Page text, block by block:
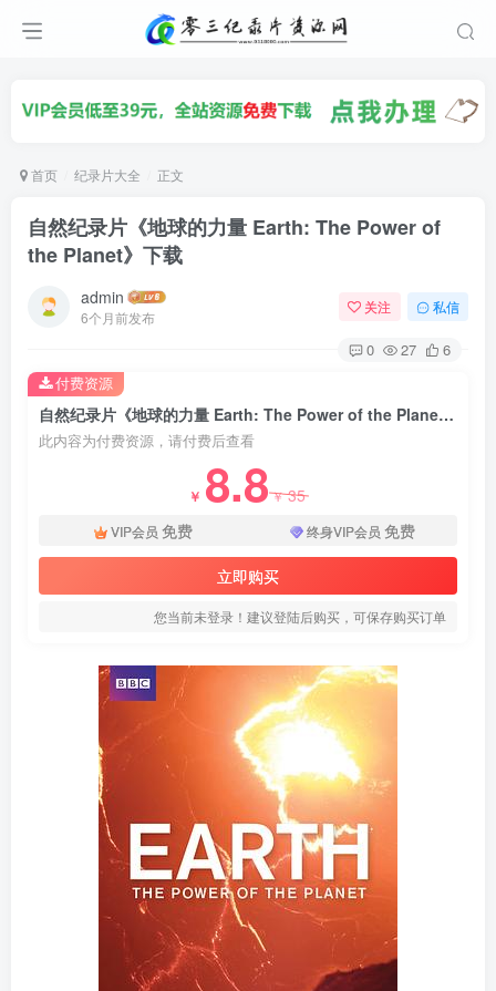
首页 纪录片大全 正文
自然纪录片《地球的力量 Earth: The Power of
the Planet》下载
admin
6个月前发布
关注 私信
0 27 6
自然纪录片《地球的力量 Earth: The Power of the Planet》下载
此内容为付费资源，请付费后查看
￥ 8.8￥35
VIP会员 免费 终身VIP会员 免费
立即购买
您当前未登录！建议登陆后购买，可保存购买订单
付费资源